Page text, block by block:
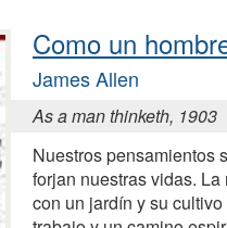
Como un
James Allen
As a man thinketh, 1903
Nuestros pensamientos
forjan nuestras vidas.
con un jardín y su